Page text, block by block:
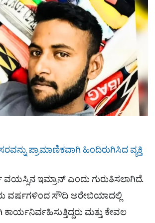
ಪ್ರಾಮಾಣಿಕವಾಗಿ ಹಿಂದಿರುಗಿಸಿದ ವ್ಯಕ್ತಿ
ವಯಸ್ಸಿನ ಇಮ್ರಾನ್ ಎಂದು ಗುರುತಿಸಲಾಗಿದೆ.
ವರ್ಷಗಳಿಂದ ಸೌದಿ ಅರೇಬಿಯಾದಲ್ಲಿ
ಕಾರ್ಯನಿರ್ವಹಿಸುತ್ತಿದ್ದರು ಮತ್ತು ಕೇವಲ